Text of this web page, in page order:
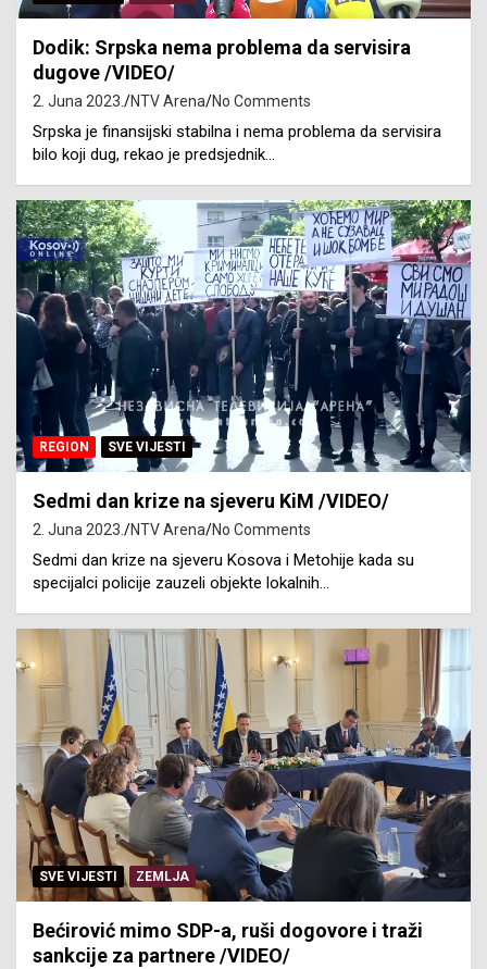
Dodik: Srpska nema problema da servisira
dugove /VIDEO/
2. Juna 2023. NTV Arena No Comments
Srpska je finansijski stabilna i nema problema da servisira
bilo koji dug, rekao je predsjednik…
REGION SVE VIJESTI
Sedmi dan krize na sjeveru KiM /VIDEO/
2. Juna 2023. NTV Arena No Comments
Sedmi dan krize na sjeveru Kosova i Metohije kada su
specijalci policije zauzeli objekte lokalnih…
SVE VIJESTI ZEMLJA
Bećirović mimo SDP-a, ruši dogovore i traži
sankcije za partnere /VIDEO/